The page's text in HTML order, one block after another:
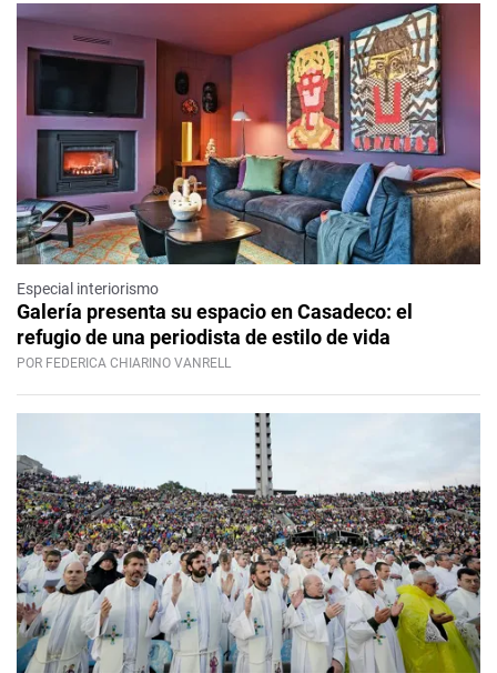
Especial interiorismo
Galería presenta su espacio en Casadeco: el
refugio de una periodista de estilo de vida
POR FEDERICA CHIARINO VANRELL